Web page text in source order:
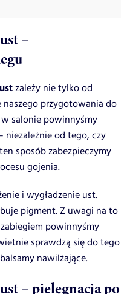
–
zależy nie tylko od
przygotowania do
salonie powinnyśmy
niezależnie od tego, czy
sposób zabezpieczymy
gojenia.
i wygładzenie ust.
pigment. Z uwagi na to
powinnyśmy
sprawdzą się do tego
nawilżające.
– pielęgnacja po